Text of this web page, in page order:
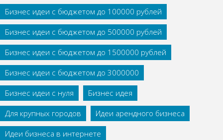
Бизнес идеи с бюджетом до 100000 рублей
Бизнес идеи с бюджетом до 500000 рублей
Бизнес идеи с бюджетом до 1500000 рублей
Бизнес идеи с бюджетом до 3000000
Бизнес идеи с нуля
Бизнес идея
Для крупных городов
Идеи арендного бизнеса
Идеи бизнеса в интернете